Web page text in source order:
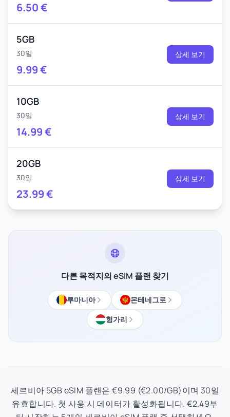
6.50€
5GB
30일
9.99€
상세 보기
10GB
30일
14.99€
상세 보기
20GB
30일
23.99€
상세 보기
다른 목적지의 eSIM 플랜 찾기
루마니아
몬테네그로
헝가리
세르비아 5GB eSIM 플랜은 €9.99 (€2.00/GB)이며 30일
유효합니다. 첫 사용 시 데이터가 활성화됩니다. €2.49부